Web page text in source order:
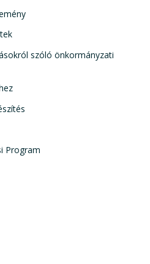
szóló önkormányzati
Program